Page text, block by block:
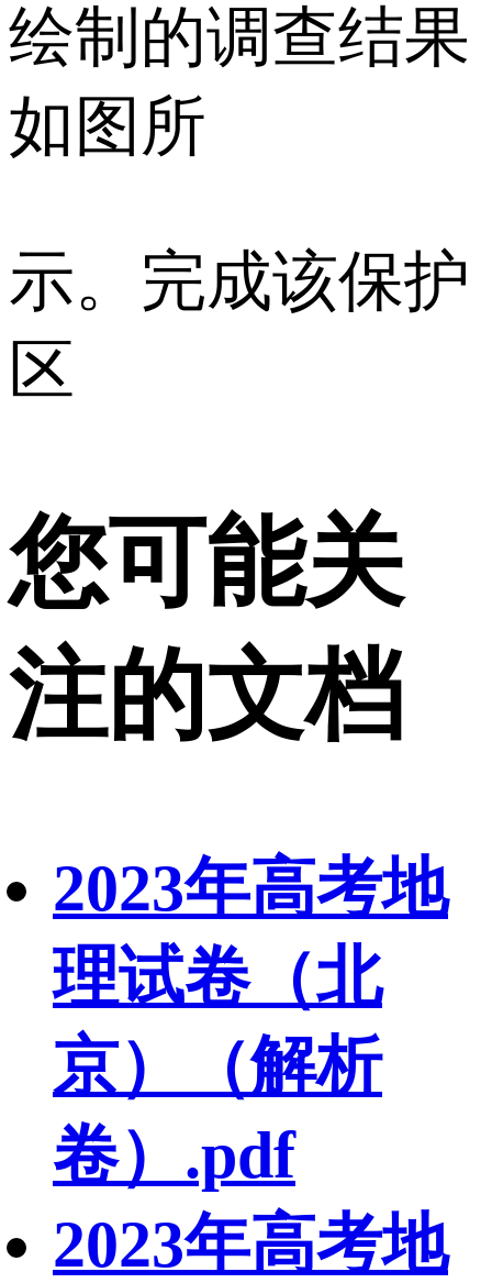
绘制的调查结果
如图所
示。完成该保护
区
您可能关
注的文档
2023年高考地
理试卷（北
京）（解析
卷）.pdf
2023年高考地